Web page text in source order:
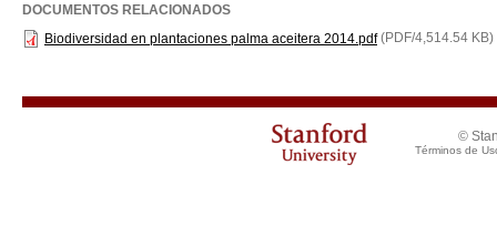
DOCUMENTOS RELACIONADOS
Biodiversidad en plantaciones palma aceitera 2014.pdf(PDF/4,514.54 KB)
©
Términos de